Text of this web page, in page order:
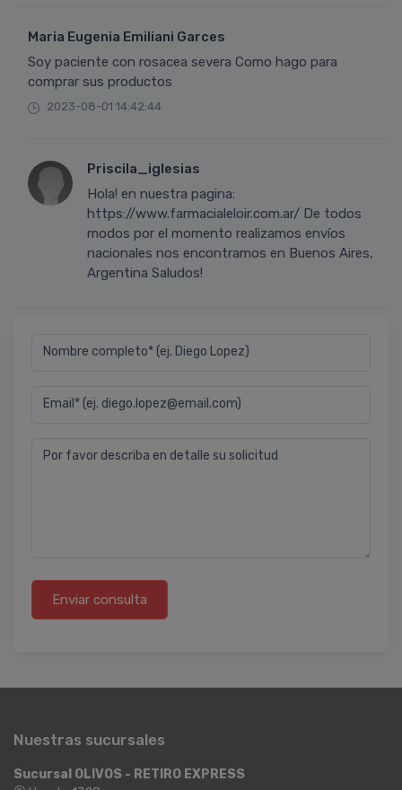
Maria Eugenia Emiliani Garces
Soy paciente con rosacea severa Como hago para
comprar sus productos
2023-08-01 14:42:44
Priscila_iglesias
Hola! en nuestra pagina:
https://www.farmacialeloir.com.ar/ De todos
modos por el momento realizamos envíos
nacionales nos encontramos en Buenos Aires,
Argentina Saludos!
Nombre completo* (ej. Diego Lopez)
Email* (ej. diego.lopez@email.com)
Por favor describa en detalle su solicitud
Enviar consulta
Nuestras sucursales
Sucursal OLIVOS - RETIRO EXPRESS